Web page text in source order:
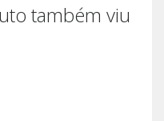
também viu